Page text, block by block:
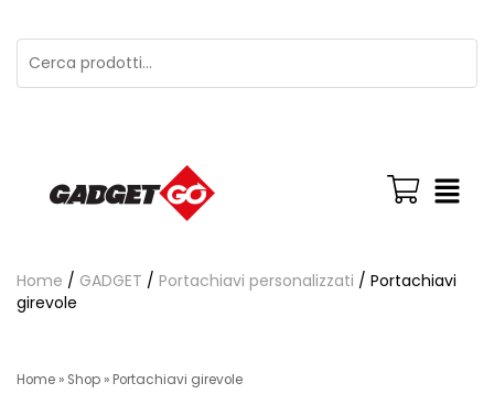
Home / GADGET / Portachiavi personalizzati / Portachiavi
girevole
Home » Shop » Portachiavi girevole